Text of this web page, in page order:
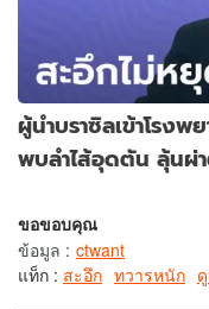
ผู้นำบราซิลเข้าโรงพ
พบลำไส้อุดตัน ลุ้นผ่
ขอขอบคุณ
ข้อมูล : ctwant
แท็ก : สะอึก ทวารหนัก